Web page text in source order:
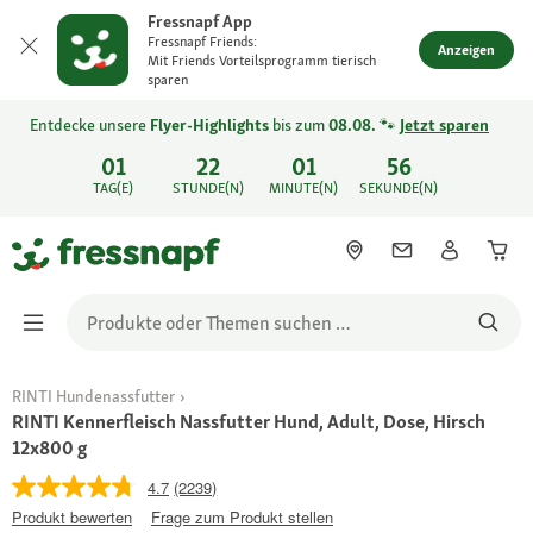
Fressnapf App
Fressnapf Friends:
Mit Friends Vorteilsprogramm tierisch
sparen
Anzeigen
01
TAG(E)
22
STUNDE(N)
01
MINUTE(N)
56
SEKUNDE(N)
Entdecke unsere Flyer-Highlights bis zum08.08. 🐾 Jetzt sparen
RINTI Hundenassfutter
RINTI Kennerfleisch Nassfutter Hund, Adult, Dose, Hirsch
12x800 g
4.7 (2239)
Produkt bewerten
Frage zum Produkt stellen